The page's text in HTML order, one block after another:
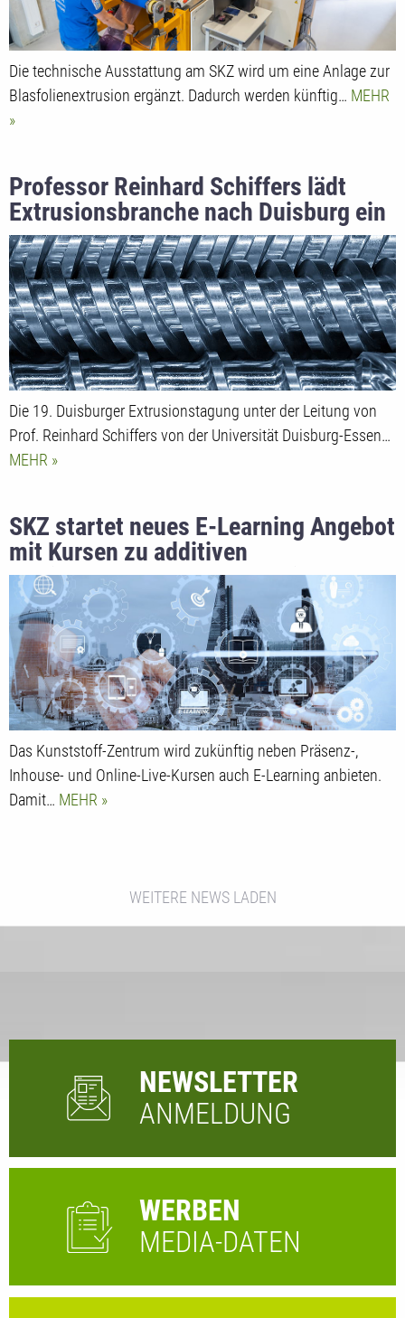
Die technische Ausstattung am SKZ wird um eine Anlage zur
Blasfolienextrusion ergänzt. Dadurch werden künftig… MEHR
Professor Reinhard Schiffers lädt
Extrusionsbranche nach Duisburg ein
Die 19. Duisburger Extrusionstagung unter der Leitung von
Prof. Reinhard Schiffers von der Universität Duisburg-Essen…
MEHR
SKZ startet neues E-Learning Angebot
mit Kursen zu additiven
Fertigungsverfahren, Extrusion und
Werkstoffkunde
Das Kunststoff-Zentrum wird zukünftig neben Präsenz-,
Inhouse- und Online-Live-Kursen auch E-Learning anbieten.
Damit… MEHR
WEITERE NEWS LADEN
NEWSLETTER
ANMELDUNG
WERBEN
MEDIA-DATEN